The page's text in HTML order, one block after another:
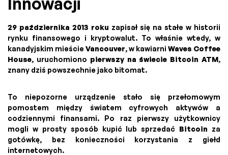
29 października 2013 roku zapisał się na stałe w historii
rynku finansowego i kryptowalut. To właśnie wtedy, w
kanadyjskim mieście Vancouver, w kawiarni Waves Coffee
House, uruchomiono pierwszy na świecie Bitcoin ATM,
znany dziś powszechnie jako bitomat.
To niepozorne urządzenie stało się przełomowym
pomostem między światem cyfrowych aktywów a
codziennymi finansami. Po raz pierwszy użytkownicy
mogli w prosty sposób kupić lub sprzedać Bitcoin za
gotówkę, bez konieczności korzystania z giełd
internetowych.